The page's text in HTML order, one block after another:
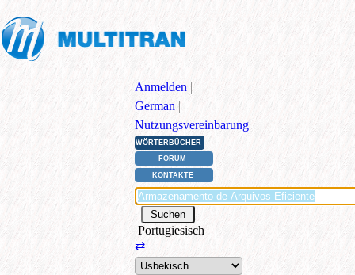
Anmelden |
German |
Nutzungsvereinbarung
WÖRTERBÜCHER
FORUM
KONTAKTE
Portugiesisch
⇄